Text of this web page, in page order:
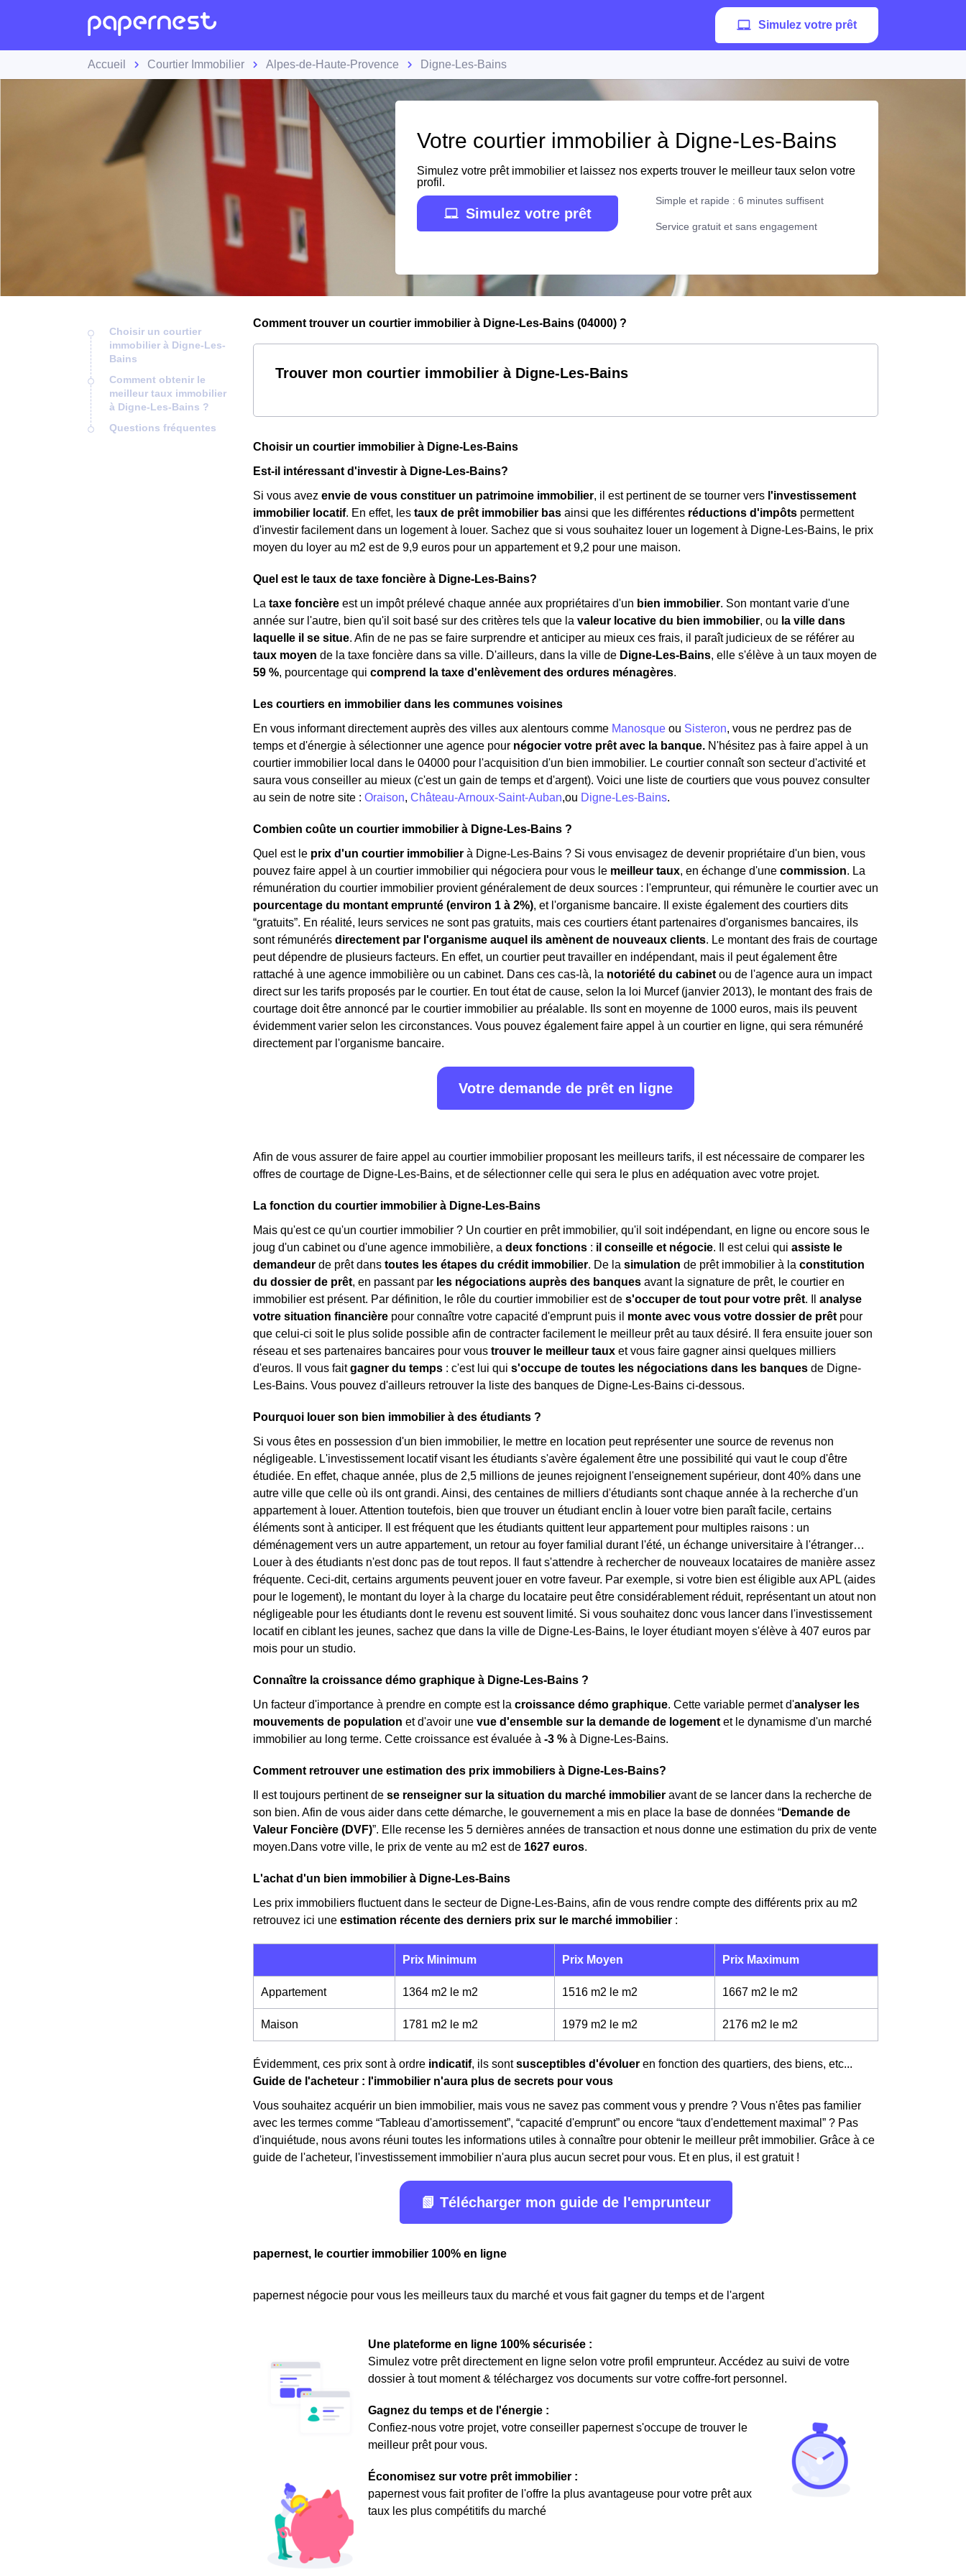
Simulez votre prêt
Accueil Courtier Immobilier Alpes-de-Haute-Provence Digne-Les-Bains
Votre courtier immobilier à Digne-Les-Bains
Simulez votre prêt immobilier et laissez nos experts trouver le meilleur taux selon votre
profil.
Simulez votre prêt
Simple et rapide : 6 minutes suffisent
Service gratuit et sans engagement
Choisir un courtier
immobilier à Digne-Les-
Bains
Comment obtenir le
meilleur taux immobilier
à Digne-Les-Bains ?
Questions fréquentes
Comment trouver un courtier immobilier à Digne-Les-Bains (04000) ?
Trouver mon courtier immobilier à Digne-Les-Bains
Choisir un courtier immobilier à Digne-Les-Bains
Est-il intéressant d'investir à Digne-Les-Bains?
Si vous avez envie de vous constituer un patrimoine immobilier, il est pertinent de se tourner vers l'investissement
immobilier locatif. En effet, les taux de prêt immobilier bas ainsi que les différentes réductions d'impôts permettent
d'investir facilement dans un logement à louer. Sachez que si vous souhaitez louer un logement à Digne-Les-Bains, le prix
moyen du loyer au m2 est de 9,9 euros pour un appartement et 9,2 pour une maison.
Quel est le taux de taxe foncière à Digne-Les-Bains?
La taxe foncière est un impôt prélevé chaque année aux propriétaires d'un bien immobilier. Son montant varie d'une
année sur l'autre, bien qu'il soit basé sur des critères tels que la valeur locative du bien immobilier, ou la ville dans
laquelle il se situe. Afin de ne pas se faire surprendre et anticiper au mieux ces frais, il paraît judicieux de se référer au
taux moyen de la taxe foncière dans sa ville. D'ailleurs, dans la ville de Digne-Les-Bains, elle s'élève à un taux moyen de
59 %, pourcentage qui comprend la taxe d'enlèvement des ordures ménagères.
Les courtiers en immobilier dans les communes voisines
En vous informant directement auprès des villes aux alentours comme Manosque ou Sisteron, vous ne perdrez pas de
temps et d'énergie à sélectionner une agence pour négocier votre prêt avec la banque. N'hésitez pas à faire appel à un
courtier immobilier local dans le 04000 pour l'acquisition d'un bien immobilier. Le courtier connaît son secteur d'activité et
saura vous conseiller au mieux (c'est un gain de temps et d'argent). Voici une liste de courtiers que vous pouvez consulter
au sein de notre site : Oraison, Château-Arnoux-Saint-Auban,ou Digne-Les-Bains.
Combien coûte un courtier immobilier à Digne-Les-Bains ?
Quel est le prix d'un courtier immobilier à Digne-Les-Bains ? Si vous envisagez de devenir propriétaire d'un bien, vous
pouvez faire appel à un courtier immobilier qui négociera pour vous le meilleur taux, en échange d'une commission. La
rémunération du courtier immobilier provient généralement de deux sources : l'emprunteur, qui rémunère le courtier avec un
pourcentage du montant emprunté (environ 1 à 2%), et l'organisme bancaire. Il existe également des courtiers dits
“gratuits”. En réalité, leurs services ne sont pas gratuits, mais ces courtiers étant partenaires d'organismes bancaires, ils
sont rémunérés directement par l'organisme auquel ils amènent de nouveaux clients. Le montant des frais de courtage
peut dépendre de plusieurs facteurs. En effet, un courtier peut travailler en indépendant, mais il peut également être
rattaché à une agence immobilière ou un cabinet. Dans ces cas-là, la notoriété du cabinet ou de l'agence aura un impact
direct sur les tarifs proposés par le courtier. En tout état de cause, selon la loi Murcef (janvier 2013), le montant des frais de
courtage doit être annoncé par le courtier immobilier au préalable. Ils sont en moyenne de 1000 euros, mais ils peuvent
évidemment varier selon les circonstances. Vous pouvez également faire appel à un courtier en ligne, qui sera rémunéré
directement par l'organisme bancaire.
Votre demande de prêt en ligne
Afin de vous assurer de faire appel au courtier immobilier proposant les meilleurs tarifs, il est nécessaire de comparer les
offres de courtage de Digne-Les-Bains, et de sélectionner celle qui sera le plus en adéquation avec votre projet.
La fonction du courtier immobilier à Digne-Les-Bains
Mais qu'est ce qu'un courtier immobilier ? Un courtier en prêt immobilier, qu'il soit indépendant, en ligne ou encore sous le
joug d'un cabinet ou d'une agence immobilière, a deux fonctions : il conseille et négocie. Il est celui qui assiste le
demandeur de prêt dans toutes les étapes du crédit immobilier. De la simulation de prêt immobilier à la constitution
du dossier de prêt, en passant par les négociations auprès des banques avant la signature de prêt, le courtier en
immobilier est présent. Par définition, le rôle du courtier immobilier est de s'occuper de tout pour votre prêt. Il
analyse
votre situation financière pour connaître votre capacité d'emprunt puis il monte avec vous votre dossier de prêt pour
que celui-ci soit le plus solide possible afin de contracter facilement le meilleur prêt au taux désiré. Il fera ensuite jouer son
réseau et ses partenaires bancaires pour vous trouver le meilleur taux et vous faire gagner ainsi quelques milliers
d'euros. Il vous faitgagner du temps : c'est lui qui s'occupe de toutes les négociations dans les banques de Digne-
Les-Bains. Vous pouvez d'ailleurs retrouver la liste des banques de Digne-Les-Bains ci-dessous.
Pourquoi louer son bien immobilier à des étudiants ?
Si vous êtes en possession d'un bien immobilier, le mettre en location peut représenter une source de revenus non
négligeable. L'investissement locatif visant les étudiants s'avère également être une possibilité qui vaut le coup d'être
étudiée. En effet, chaque année, plus de 2,5 millions de jeunes rejoignent l'enseignement supérieur, dont 40% dans une
autre ville que celle où ils ont grandi. Ainsi, des centaines de milliers d'étudiants sont chaque année à la recherche d'un
appartement à louer. Attention toutefois, bien que trouver un étudiant enclin à louer votre bien paraît facile, certains
éléments sont à anticiper. Il est fréquent que les étudiants quittent leur appartement pour multiples raisons : un
déménagement vers un autre appartement, un retour au foyer familial durant l'été, un échange universitaire à l'étranger…
Louer à des étudiants n'est donc pas de tout repos. Il faut s'attendre à rechercher de nouveaux locataires de manière assez
fréquente. Ceci-dit, certains arguments peuvent jouer en votre faveur. Par exemple, si votre bien est éligible aux APL (aides
pour le logement), le montant du loyer à la charge du locataire peut être considérablement réduit, représentant un atout non
négligeable pour les étudiants dont le revenu est souvent limité. Si vous souhaitez donc vous lancer dans l'investissement
locatif en ciblant les jeunes, sachez que dans la ville de Digne-Les-Bains, le loyer étudiant moyen s'élève à 407 euros par
mois pour un studio.
Connaître la croissance démo graphique à Digne-Les-Bains ?
Un facteur d'importance à prendre en compte est la croissance démo graphique. Cette variable permet d'analyser les
mouvements de population et d'avoir une vue d'ensemble sur la demande de logement et le dynamisme d'un marché
immobilier au long terme. Cette croissance est évaluée à -3 % à Digne-Les-Bains.
Comment retrouver une estimation des prix immobiliers à Digne-Les-Bains?
Il est toujours pertinent de se renseigner sur la situation du marché immobilier avant de se lancer dans la recherche de
son bien. Afin de vous aider dans cette démarche, le gouvernement a mis en place la base de données “Demande de
Valeur Foncière (DVF)”. Elle recense les 5 dernières années de transaction et nous donne une estimation du prix de vente
moyen.Dans votre ville, le prix de vente au m2 est de 1627 euros.
L'achat d'un bien immobilier à Digne-Les-Bains
Les prix immobiliers fluctuent dans le secteur de Digne-Les-Bains, afin de vous rendre compte des différents prix au m2
retrouvez ici une estimation récente des derniers prix sur le marché immobilier :
Prix Minimum Prix Moyen Prix Maximum
Appartement 1364 m2 le m2 1516 m2 le m2 1667 m2 le m2
Maison 1781 m2 le m2 1979 m2 le m2 2176 m2 le m2
Évidemment, ces prix sont à ordre indicatif, ils sontsusceptibles d'évoluer en fonction des quartiers, des biens, etc...
Guide de l'acheteur : l'immobilier n'aura plus de secrets pour vous
Vous souhaitez acquérir un bien immobilier, mais vous ne savez pas comment vous y prendre ? Vous n'êtes pas familier
avec les termes comme “Tableau d'amortissement”, “capacité d'emprunt” ou encore “taux d'endettement maximal” ? Pas
d'inquiétude, nous avons réuni toutes les informations utiles à connaître pour obtenir le meilleur prêt immobilier. Grâce à ce
guide de l'acheteur, l'investissement immobilier n'aura plus aucun secret pour vous. Et en plus, il est gratuit !
📗 Télécharger mon guide de l'emprunteur
papernest, le courtier immobilier 100% en ligne
papernest négocie pour vous les meilleurs taux du marché et vous fait gagner du temps et de l'argent
Une plateforme en ligne 100% sécurisée :
Simulez votre prêt directement en ligne selon votre profil emprunteur. Accédez au suivi de votre
dossier à tout moment & téléchargez vos documents sur votre coffre-fort personnel.
Gagnez du temps et de l'énergie :
Confiez-nous votre projet, votre conseiller papernest s'occupe de trouver le
meilleur prêt pour vous.
Économisez sur votre prêt immobilier :
papernest vous fait profiter de l'offre la plus avantageuse pour votre prêt aux
taux les plus compétitifs du marché